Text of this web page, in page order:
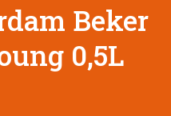
Beker
0,5L